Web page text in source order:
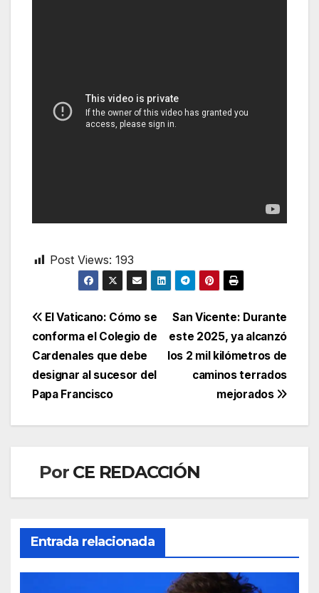
Post Views: 193
Navegación
de
entradas
San Vicente: Durante
este 2025, ya alcanzó
los 2 mil kilómetros de
caminos terrados
mejorados
El Vaticano: Cómo se
conforma el Colegio de
Cardenales que debe
designar al sucesor del
Papa Francisco
Por CE REDACCIÓN
Entrada relacionada